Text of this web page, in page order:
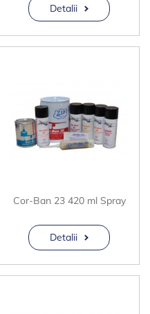
Detalii
Cor-Ban 23 420 ml Spray
Detalii